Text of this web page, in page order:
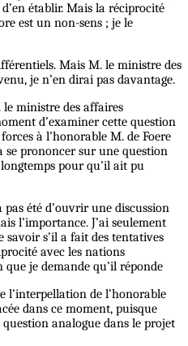
établir. Mais la réciprocité
est un non-sens ; je le
Mais M. le ministre des
je n’en dirai pas davantage.
le ministre des affaires
d’examiner cette question
à l’honorable M. de Foere
se prononcer sur une question
pour qu’il ait pu
été d’ouvrir une discussion
l’importance. J’ai seulement
savoir s’il a fait des tentatives
avec les nations
que je demande qu’il réponde
l’interpellation de l’honorable
dans ce moment, puisque
analogue dans le projet